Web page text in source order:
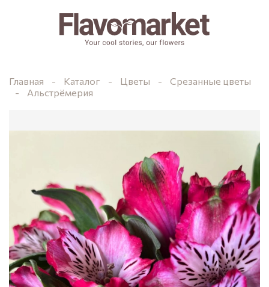
Главная Каталог Цветы
Срезанные цветы
Альстрёмерия